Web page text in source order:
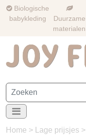
Biologische
babykleding
Duurzame
materialen
Home > Lage prijsjes >